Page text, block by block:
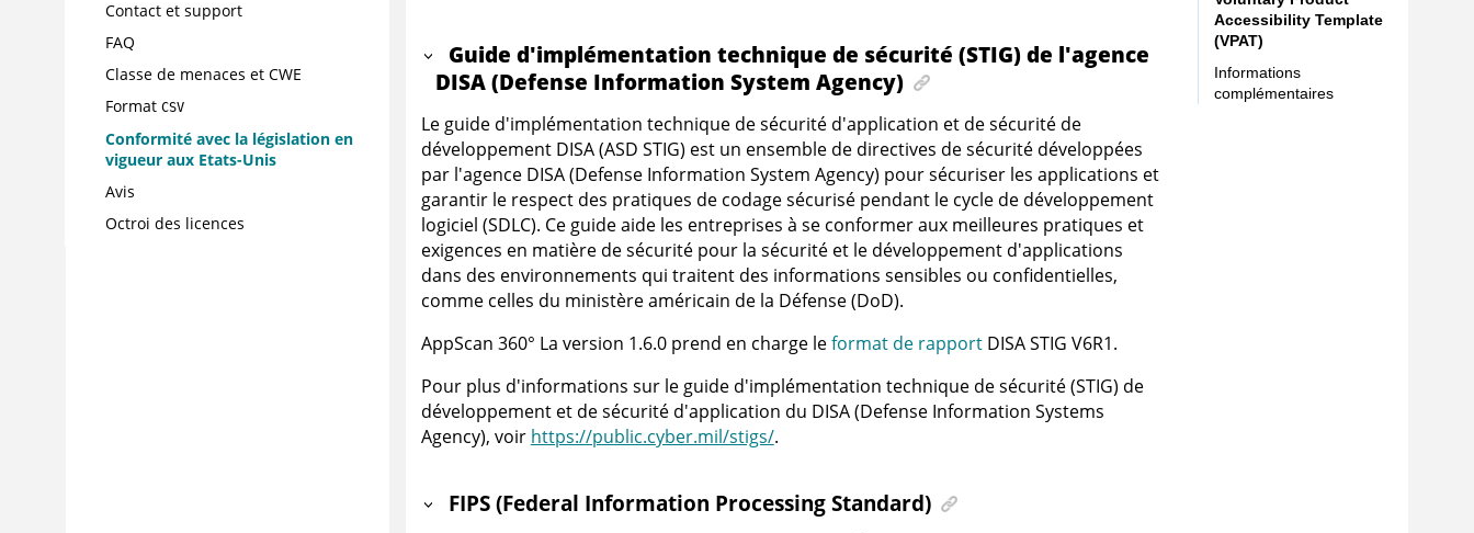
Contact et support
FAQ
Classe de menaces et CWE
Format CSV
Conformité avec la législation en
vigueur aux Etats-Unis
Avis
Octroi des licences
Guide d'implémentation technique de sécurité (STIG)de l'agence
DISA (Defense Information System Agency)
Le guide d'implémentation technique de sécurité d'application et de sécurité de
développement DISA (ASD STIG) est un ensemble de directives de sécurité développées
par l'agence DISA (Defense Information System Agency) pour sécuriser les applications et
garantir le respect des pratiques de codage sécurisé pendant le cycle de développement
logiciel (SDLC). Ce guide aide les entreprises à se conformer aux meilleures pratiques et
exigences en matière de sécurité pour la sécurité et le développement d'applications
dans des environnements qui traitent des informations sensibles ou confidentielles,
comme celles du ministère américain de la Défense (DoD).
AppScan 360° La version 1.6.0 prend en charge leformat de rapportDISA STIG V6R1.
Pour plus d'informations sur le guide d'implémentation technique de sécurité (STIG) de
développement et de sécurité d'application du DISA (Defense Information Systems
Agency), voir https://public.cyber.mil/stigs/.
FIPS (Federal Information Processing Standard)
Accessibility Template
(VPAT)
Informations
complémentaires